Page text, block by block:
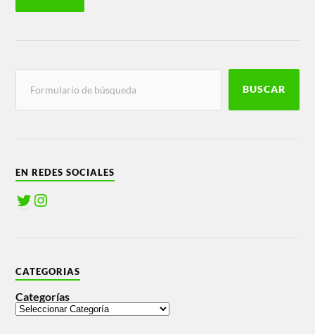
BUSCAR
EN REDES SOCIALES
CATEGORIAS
Categorías